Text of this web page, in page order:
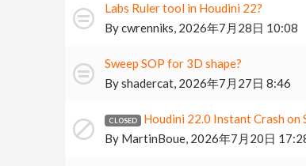
Labs Ruler tool in Houdini 22?
Bycwrenniks, 2026年7月28日 10:08
Sweep SOP for 3D shape?
Byshadercat, 2026年7月27日 8:46
Houdini 22.0 Instant Crash on
By MartinBoue, 2026年7月20日